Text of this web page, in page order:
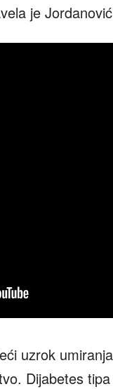
je
uzrok
Dijabetes